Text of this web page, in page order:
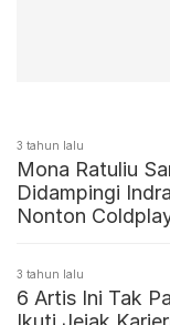
3 tahun lalu
Mona Ratuliu
Didampingi
Nonton
3 tahun lalu
6 Artis Ini Tak